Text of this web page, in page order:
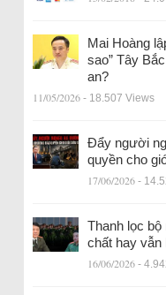
Mai Hoàng
sao” Tây
an?
11/05/2026 - 18.507 Views
Đẩy người
quyền cho
17/06/2026 -
Thanh lọc bộ
chất hay vẫn
16/06/2026 -